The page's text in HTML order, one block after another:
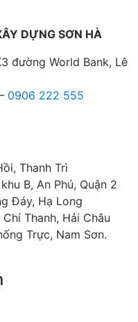
DỰNG SƠN HÀ
đường World Bank, Lê
0906 222 555
Thanh Trì
B, An Phú, Quận 2
Đáy, Hạ Long
Thanh, Hải Châu
Trực, Nam Sơn.